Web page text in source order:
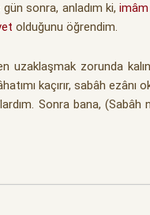
gün sonra, anladım ki,imâm
olduğunu öğrendim.
uzaklaşmak zorunda
kaçırır, sabâh
Sonra bana, (Sabâh